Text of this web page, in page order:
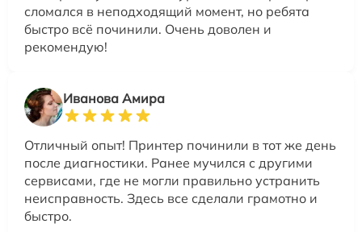
сломался в неподходящий момент, но ребята
быстро всё починили. Очень доволен и
рекомендую!
Иванова Амира
Отличный опыт! Принтер починили в тот же день
после диагностики. Ранее мучился с другими
сервисами, где не могли правильно устранить
неисправность. Здесь все сделали грамотно и
быстро.